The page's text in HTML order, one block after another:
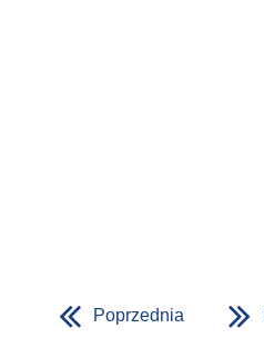
Poprzednia